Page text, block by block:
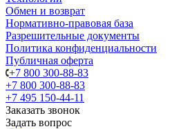
Обмен и возврат
Нормативно-правовая база
Разрешительные документы
Политика конфиденциальности
Публичная оферта
+7 800 300-88-83
+7 800 300-88-83
+7 495 150-44-11
Заказать звонок
Задать вопрос